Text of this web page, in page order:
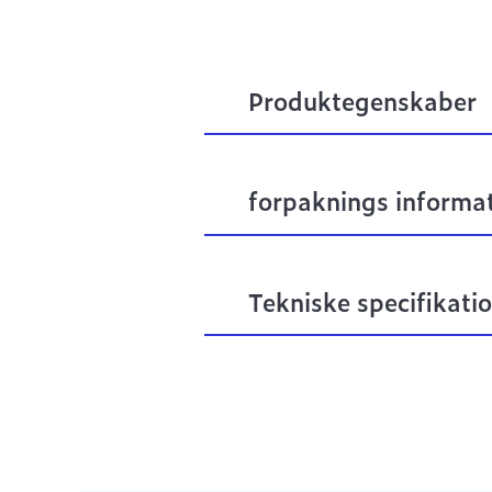
Produktegenskaber
forpaknings
Tekniske